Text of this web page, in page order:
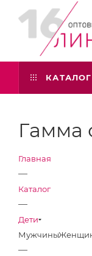
КАТАЛОГ
Гамма
Главная
—
Каталог
—
Дети
Мужчины
—